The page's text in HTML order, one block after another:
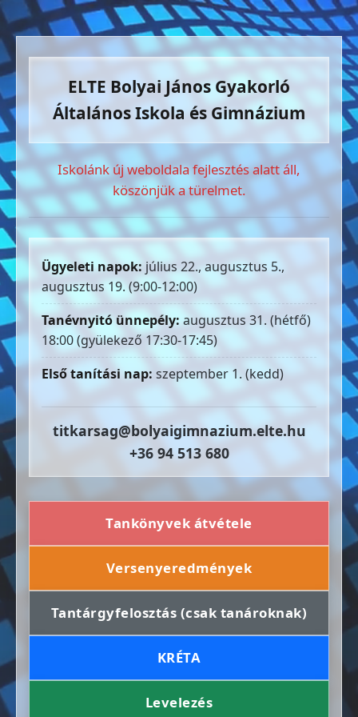
ELTE Bolyai János Gyakorló
Általános Iskola és Gimnázium
Iskolánk új weboldala fejlesztés alatt áll,
köszönjük a türelmet.
Ügyeleti napok: július 22., augusztus 5.,
augusztus 19. (9:00-12:00)
Tanévnyitó ünnepély: augusztus 31. (hétfő)
18:00 (gyülekező 17:30-17:45)
Első tanítási nap: szeptember 1. (kedd)
titkarsag@bolyaigimnazium.elte.hu
+36 94 513 680
Tankönyvek átvétele
Versenyeredmények
Tantárgyfelosztás (csak tanároknak)
KRÉTA
Levelezés